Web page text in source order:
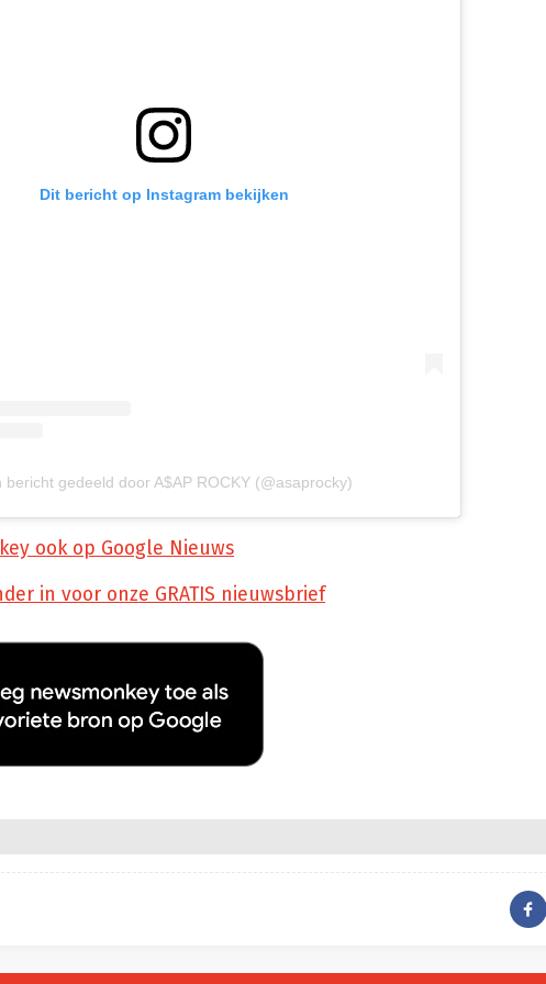
Dit bericht op Instagram bekijken
bericht gedeeld door A$AP ROCKY (@asaprocky)
ook op Google Nieuws
in voor onze GRATIS nieuwsbrief